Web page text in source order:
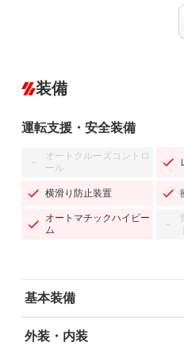
装備
運転支援・安全装備
－
オートクルーズコントロ
ール
横滑り防止装置
オートマチックハイビー
ム
－
基本装備
エアバッグ：運転席/助手席/サイ
外装・内装